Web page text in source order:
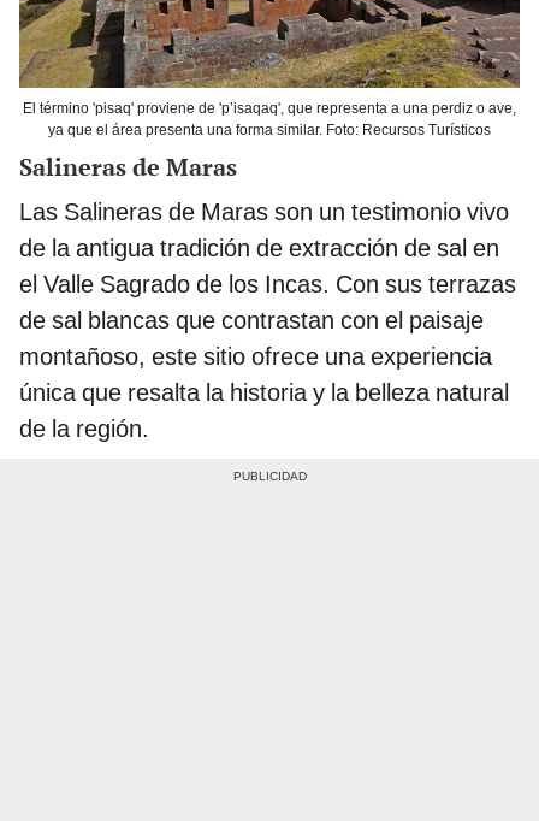
El término 'pisaq' proviene de 'p’isaqaq', que representa a una perdiz o ave,
ya que el área presenta una forma similar. Foto: Recursos Turísticos
Salineras de Maras
Las Salineras de Maras son un testimonio vivo
de la antigua tradición de extracción de sal en
el Valle Sagrado de los Incas. Con sus terrazas
de sal blancas que contrastan con el paisaje
montañoso, este sitio ofrece una experiencia
única que resalta la historia y la belleza natural
de la región.